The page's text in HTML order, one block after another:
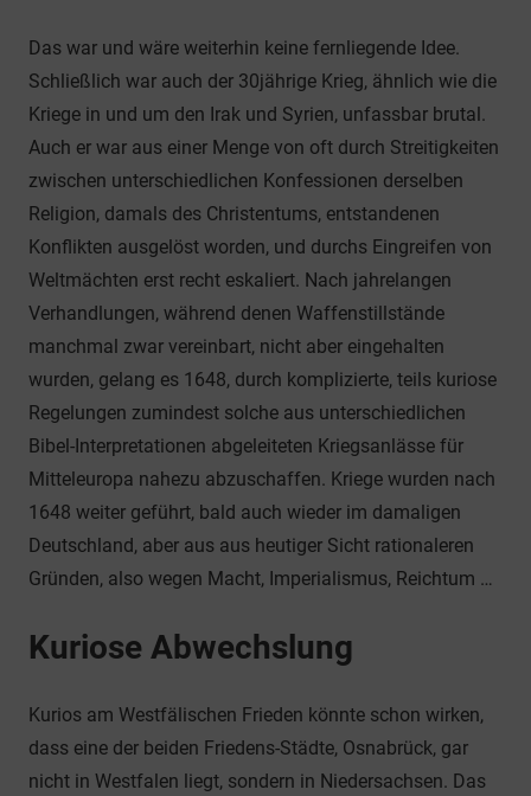
Das war und wäre weiterhin keine fernliegende Idee.
Schließlich war auch der 30jährige Krieg, ähnlich wie die
Kriege in und um den Irak und Syrien, unfassbar brutal.
Auch er war aus einer Menge von oft durch Streitigkeiten
zwischen unterschiedlichen Konfessionen derselben
Religion, damals des Christentums, entstandenen
Konflikten ausgelöst worden, und durchs Eingreifen von
Weltmächten erst recht eskaliert. Nach jahrelangen
Verhandlungen, während denen Waffenstillstände
manchmal zwar vereinbart, nicht aber eingehalten
wurden, gelang es 1648, durch komplizierte, teils kuriose
Regelungen zumindest solche aus unterschiedlichen
Bibel-Interpretationen abgeleiteten Kriegsanlässe für
Mitteleuropa nahezu abzuschaffen. Kriege wurden nach
1648 weiter geführt, bald auch wieder im damaligen
Deutschland, aber aus aus heutiger Sicht rationaleren
Gründen, also wegen Macht, Imperialismus, Reichtum …
Kuriose Abwechslung
Kurios am Westfälischen Frieden könnte schon wirken,
dass eine der beiden Friedens-Städte, Osnabrück, gar
nicht in Westfalen liegt, sondern in Niedersachsen. Das